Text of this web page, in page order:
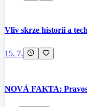
Vliv skrze historii a
15. 7.
NOVÁ FAKTA: